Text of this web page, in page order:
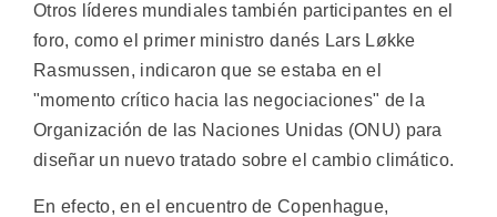
Otros líderes mundiales también participantes en el
foro, como el primer ministro danés Lars Løkke
Rasmussen, indicaron que se estaba en el
"momento crítico hacia las negociaciones" de la
Organización de las Naciones Unidas (ONU) para
diseñar un nuevo tratado sobre el cambio climático.
En efecto, en el encuentro de Copenhague,